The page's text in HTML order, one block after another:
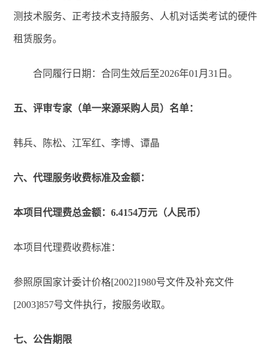
测技术服务、正考技术支持服务、人机对话类考试的硬件
租赁服务。
合同履行日期：合同生效后至2026年01 月31 日。
五、评审专家（单一来源采购人员）名单：
韩兵、陈松、江军红、李博、谭晶
六、代理服务收费标准及金额：
本项目代理费总金额：6.4154万元（人民币）
本项目代理费收费标准：
参照原国家计委计价格[2002]1980号文件及补充文件
[2003]857号文件执行，按服务收取。
七、公告期限